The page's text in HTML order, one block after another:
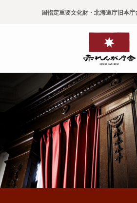
国指定重要文化財・北海道庁旧本庁